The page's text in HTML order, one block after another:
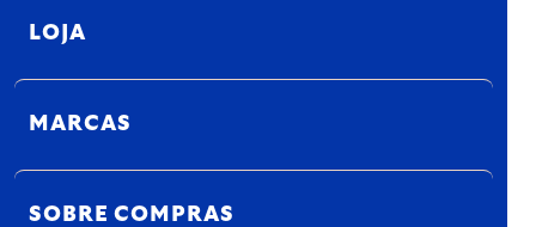
LOJA
MARCAS
SOBRE COMPRAS